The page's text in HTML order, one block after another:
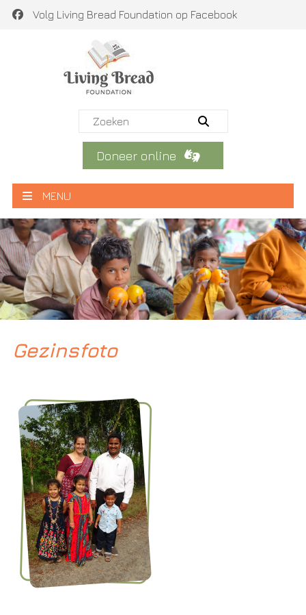
Volg Living Bread Foundation op Facebook
Doneer online
MENU
Gezinsfoto